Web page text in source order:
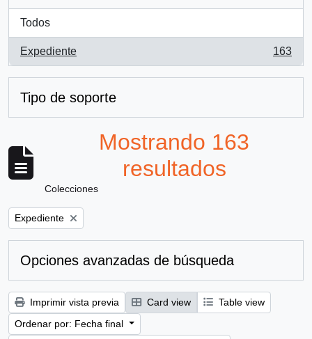
Todos
Expediente
, 163 resultados
163
Tipo de soporte
Mostrando 163
resultados
Colecciones
Remove filter:
Expediente
Opciones avanzadas de búsqueda
Imprimir vista previa Card view
Table view
Ordenar por: Fecha final